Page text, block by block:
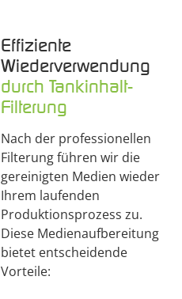
Effiziente
Wiederverwendung
durch Tankinhalt-
Filterung
Nach der professionellen
Filterung führen wir die
gereinigten Medien wieder
Ihrem laufenden
Produktionsprozess zu.
Diese Medienaufbereitung
bietet entscheidende
Vorteile: